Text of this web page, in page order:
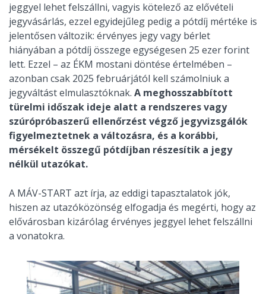
jeggyel lehet felszállni, vagyis kötelező az elővételi
jegyvásárlás, ezzel egyidejűleg pedig a pótdíj mértéke is
jelentősen változik: érvényes jegy vagy bérlet
hiányában a pótdíj összege egységesen 25 ezer forint
lett. Ezzel – az ÉKM mostani döntése értelmében –
azonban csak 2025 februárjától kell számolniuk a
jegyváltást elmulasztóknak. A meghosszabbított
türelmi időszak ideje alatt a rendszeres vagy
szúrópróbaszerű ellenőrzést végző jegyvizsgálók
figyelmeztetnek a változásra, és a korábbi,
mérsékelt összegű pótdíjban részesítik a jegy
nélkül utazókat.
A MÁV-START azt írja, az eddigi tapasztalatok jók,
hiszen az utazóközönség elfogadja és megérti, hogy az
elővárosban kizárólag érvényes jeggyel lehet felszállni
a vonatokra.